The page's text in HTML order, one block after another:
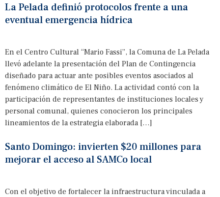
La Pelada definió protocolos frente a una
eventual emergencia hídrica
En el Centro Cultural “Mario Fassi”, la Comuna de La Pelada
llevó adelante la presentación del Plan de Contingencia
diseñado para actuar ante posibles eventos asociados al
fenómeno climático de El Niño. La actividad contó con la
participación de representantes de instituciones locales y
personal comunal, quienes conocieron los principales
lineamientos de la estrategia elaborada […]
Santo Domingo: invierten $20 millones para
mejorar el acceso al SAMCo local
Con el objetivo de fortalecer la infraestructura vinculada a